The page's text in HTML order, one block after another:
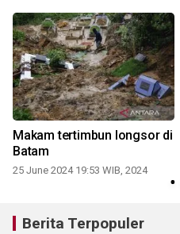
Makam tertimbun longsor di
Batam
25 June 2024 19:53 WIB, 2024
Berita Terpopuler